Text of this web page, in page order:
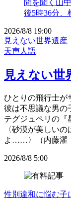
2026/8/8 19:00
見えない世界遺産
天声人語
見えない世
ひとりの飛行士が
彼は不思議な男の
テグジュペリの『
〈砂漠が美しい
よ……〉（内藤濯
2026/8/8 5:00
性別違和に悩む